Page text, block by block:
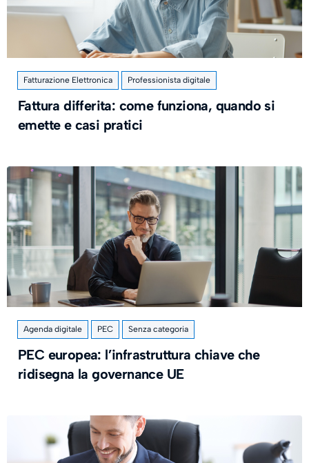
Fatturazione Elettronica Professionista digitale
Fattura differita: come funziona, quando si
emette e casi pratici
Agenda digitale PEC Senza categoria
PEC europea: l’infrastruttura chiave che
ridisegna la governance UE